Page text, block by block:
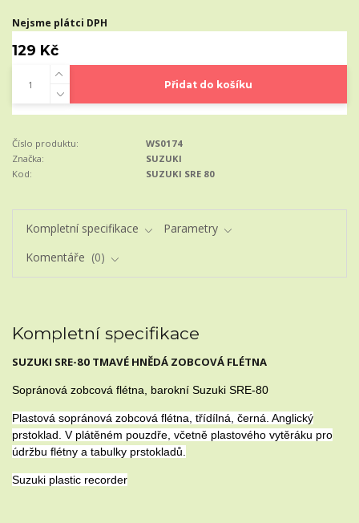
Nejsme plátci DPH
129 Kč
Přidat do košíku
Číslo produktu:
WS0174
Značka:
SUZUKI
Kod:
SUZUKI SRE 80
Kompletní specifikace
Parametry
Komentáře
0
Kompletní specifikace
SUZUKI SRE-80 TMAVÉ HNĚDÁ ZOBCOVÁ FLÉTNA
Sopránová zobcová flétna, barokní Suzuki SRE-80
Plastová sopránová zobcová flétna, třídílná, černá. Anglický
prstoklad. V plátěném pouzdře, včetně plastového vytěráku pro
údržbu flétny a tabulky prstokladů.
Suzuki plastic recorder